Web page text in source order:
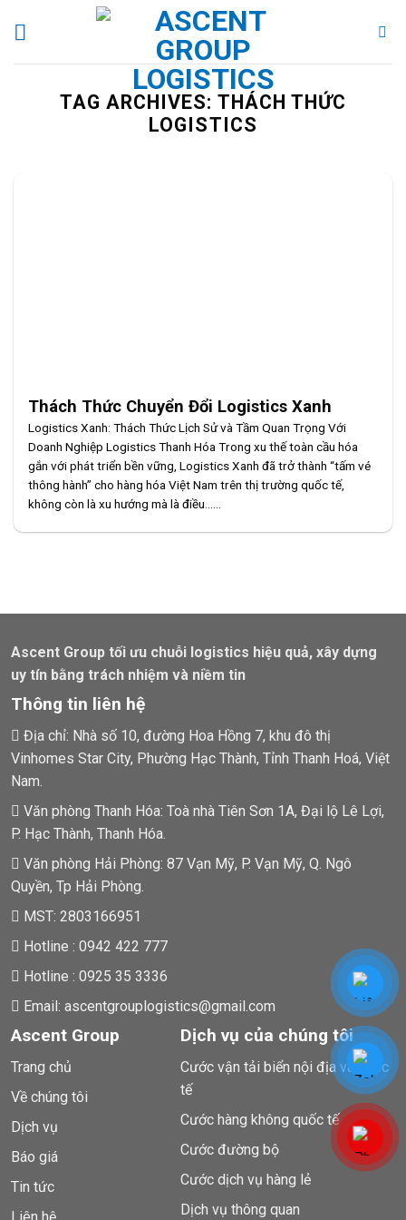
TAG ARCHIVES: THÁCH THỨC
LOGISTICS
Thách Thức Chuyển Đổi Logistics Xanh
Logistics Xanh: Thách Thức Lịch Sử và Tầm Quan Trọng Với
Doanh Nghiệp Logistics Thanh Hóa Trong xu thế toàn cầu hóa
gắn với phát triển bền vững, Logistics Xanh đã trở thành “tấm vé
thông hành” cho hàng hóa Việt Nam trên thị trường quốc tế,
không còn là xu hướng mà là điều......
Ascent Group tối ưu chuỗi logistics hiệu quả, xây dựng
uy tín bằng trách nhiệm và niềm tin
Thông tin liên hệ
Địa chỉ: Nhà số 10, đường Hoa Hồng 7, khu đô thị
Vinhomes Star City, Phường Hạc Thành, Tỉnh Thanh Hoá, Việt
Nam.
Văn phòng Thanh Hóa: Toà nhà Tiên Sơn 1A, Đại lộ Lê Lợi,
P. Hạc Thành, Thanh Hóa.
Văn phòng Hải Phòng: 87 Vạn Mỹ, P. Vạn Mỹ, Q. Ngô
Quyền, Tp Hải Phòng.
MST: 2803166951
Hotline : 0942 422 777
Hotline : 0925 35 3336
Email: ascentgrouplogistics@gmail.com
Ascent Group
Trang chủ
Về chúng tôi
Dịch vụ
Báo giá
Tin tức
Liên hệ
Dịch vụ của chúng tôi
Cước vận tải biển nội địa và quốc
tế
Cước hàng không quốc tế
Cước đường bộ
Cước dịch vụ hàng lẻ
Dịch vụ thông quan